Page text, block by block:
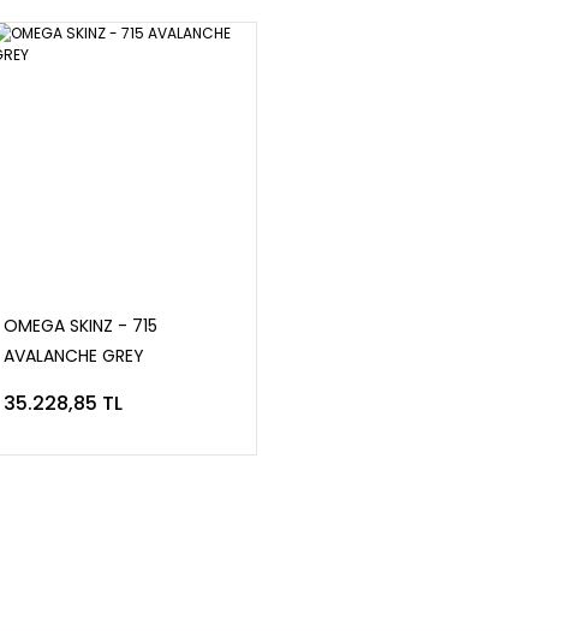
OMEGA SKINZ - 715
AVALANCHE GREY
35.228,85 TL